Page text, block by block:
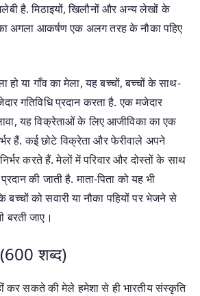
है. मिठाइयों, खिलौनों और अन्य लेखों के
अगला आकर्षण एक अलग तरह के नौका पहिए
हो या गाँव का मेला, यह बच्चों, बच्चों के साथ-
गतिविधि प्रदान करता है. एक मजेदार
यह विक्रेताओं के लिए आजीविका का एक
हैं. कई छोटे विक्रेता और फेरीवाले अपने
करते हैं. मेलों में परिवार और दोस्तों के साथ
की जाती है. माता-पिता को यह भी
बच्चों को सवारी या नौका पहियों पर भेजने से
बरती जाए।
शब्द)
कर सकते की मेले हमेशा से ही भारतीय संस्कृति